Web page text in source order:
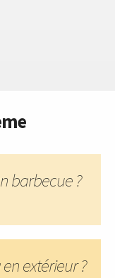
barbecue ?
extérieur ?